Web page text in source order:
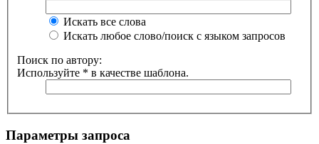
Искать все слова
Искать любое слово/поиск с языком запросов
Поиск по автору:
Используйте * в качестве шаблона.
Параметры запроса